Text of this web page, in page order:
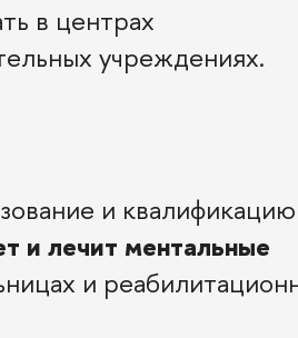
в центрах
учреждениях.
и
и лечит ментальные
и